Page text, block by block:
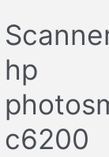
hp
c6200